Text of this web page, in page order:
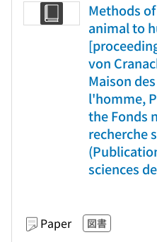
Methods
animal to
von
Maison
l'homme,
the Fonds
recherche
sciences
Paper 図書